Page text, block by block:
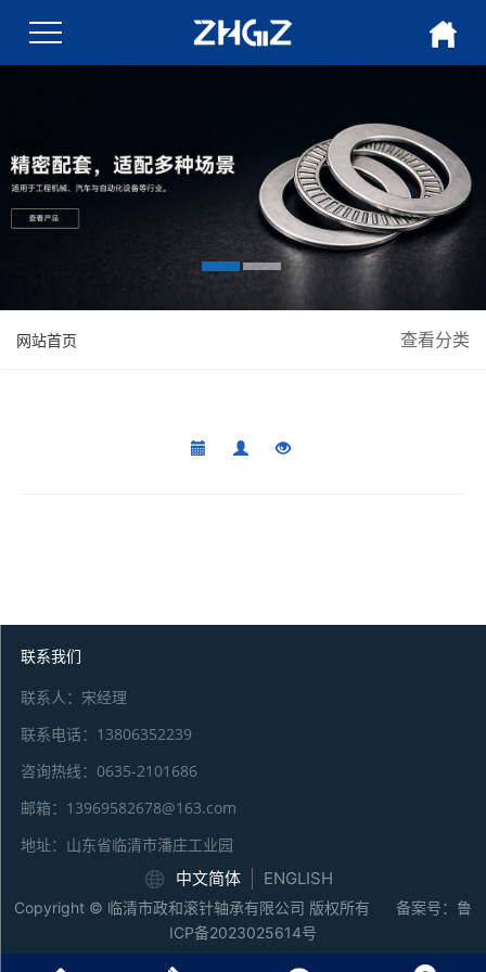
网站首页 查看分类
联系我们
联系人：宋经理
联系电话：13806352239
咨询热线：0635-2101686
邮箱：13969582678@163.com
地址：山东省临清市潘庄工业园
中文简体
ENGLISH
Copyright © 临清市政和滚针轴承有限公司 版权所有 备案号： 鲁
ICP备2023025614号
点击复制微信号